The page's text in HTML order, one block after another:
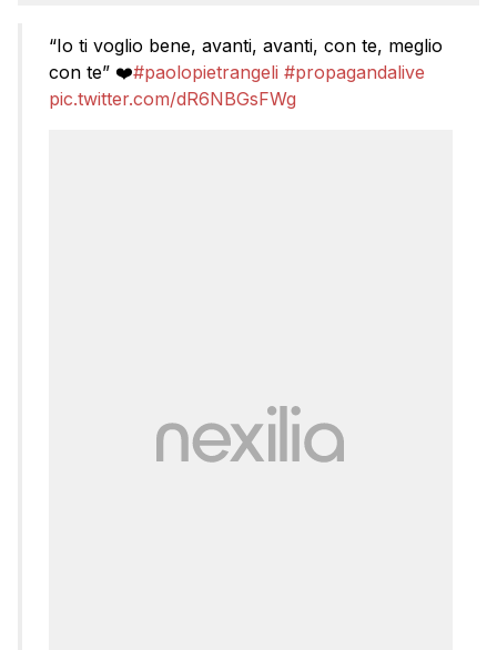
“Io ti voglio bene, avanti, avanti, con te, meglio
con te” ❤️#paolopietrangeli #propagandalive
pic.twitter.com/dR6NBGsFWg